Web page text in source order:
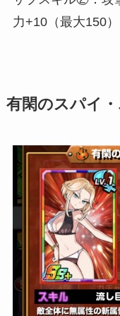
力+10（最大150）
有閑のスパイ